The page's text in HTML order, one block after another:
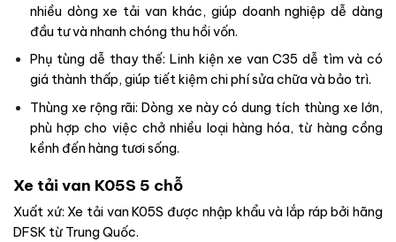
nhiều dòng xe tải van khác, giúp doanh nghiệp dễ dàng
đầu tư và nhanh chóng thu hồi vốn.
Phụ tùng dễ thay thế: Linh kiện xe van C35 dễ tìm và có
giá thành thấp, giúp tiết kiệm chi phí sửa chữa và bảo trì.
Thùng xe rộng rãi: Dòng xe này có dung tích thùng xe lớn,
phù hợp cho việc chở nhiều loại hàng hóa, từ hàng cồng
kềnh đến hàng tươi sống.
Xe tải van K05S 5 chỗ
Xuất xứ: Xe tải van K05S được nhập khẩu và lắp ráp bởi hãng
DFSK từ Trung Quốc.